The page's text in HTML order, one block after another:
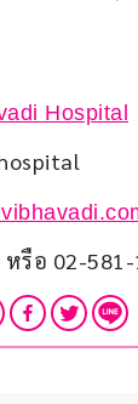
Hospital
รือ 02-581-